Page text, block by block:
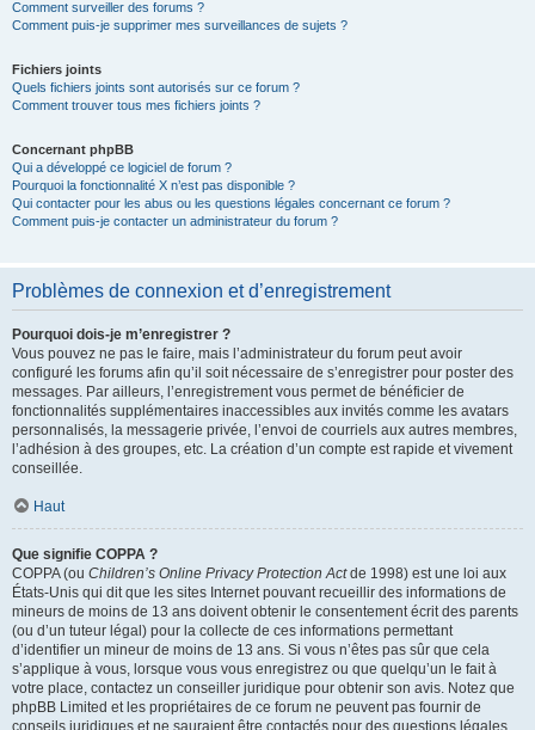
Comment surveiller des forums ?
Comment puis-je supprimer mes surveillances de sujets ?
Fichiers joints
Quels fichiers joints sont autorisés sur ce forum ?
Comment trouver tous mes fichiers joints ?
Concernant phpBB
Qui a développé ce logiciel de forum ?
Pourquoi la fonctionnalité X n’est pas disponible ?
Qui contacter pour les abus ou les questions légales concernant ce forum ?
Comment puis-je contacter un administrateur du forum ?
Problèmes de connexion et d’enregistrement
Pourquoi dois-je m’enregistrer ?
Vous pouvez ne pas le faire, mais l’administrateur du forum peut avoir
configuré les forums afin qu’il soit nécessaire de s’enregistrer pour poster des
messages. Par ailleurs, l’enregistrement vous permet de bénéficier de
fonctionnalités supplémentaires inaccessibles aux invités comme les avatars
personnalisés, la messagerie privée, l’envoi de courriels aux autres membres,
l’adhésion à des groupes, etc. La création d’un compte est rapide et vivement
conseillée.
Haut
Que signifie COPPA ?
COPPA (ou Children’s Online Privacy Protection Actde 1998) est une loi aux
États-Unis qui dit que les sites Internet pouvant recueillir des informations de
mineurs de moins de 13 ans doivent obtenir le consentement écrit des parents
(ou d’un tuteur légal) pour la collecte de ces informations permettant
d’identifier un mineur de moins de 13 ans. Si vous n’êtes pas sûr que cela
s’applique à vous, lorsque vous vous enregistrez ou que quelqu’un le fait à
votre place, contactez un conseiller juridique pour obtenir son avis. Notez que
phpBB Limited et les propriétaires de ce forum ne peuvent pas fournir de
conseils juridiques et ne sauraient être contactés pour des questions légales